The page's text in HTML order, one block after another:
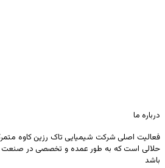
درباره ما
فعالیت اصلی شرکت شیمیایی تاک رزین کاوه
حلالی است که به طور عمده و تخصصی در
باشد